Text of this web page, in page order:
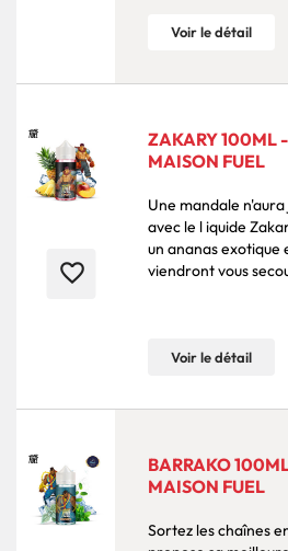
Voir le détail
favorite_border
ZAKARY 100ML
MAISON FUEL
Une mandale
avec le l iquide
un ananas exotique
viendront vous
Voir le détail
BARRAKO
MAISON FUEL
Sortez les chaînes